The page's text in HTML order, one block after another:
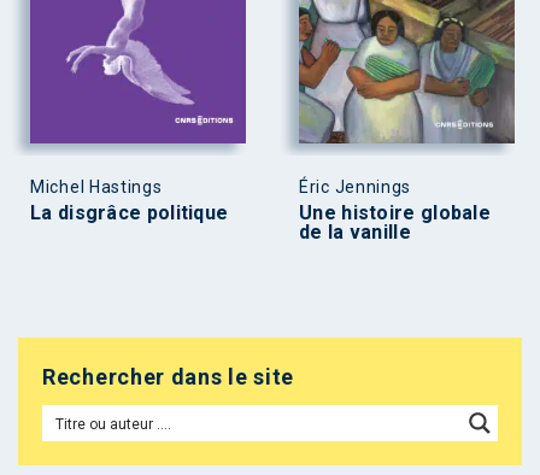
Michel Hastings
La disgrâce politique
Éric Jennings
Une histoire globale
de la vanille
Rechercher dans le site